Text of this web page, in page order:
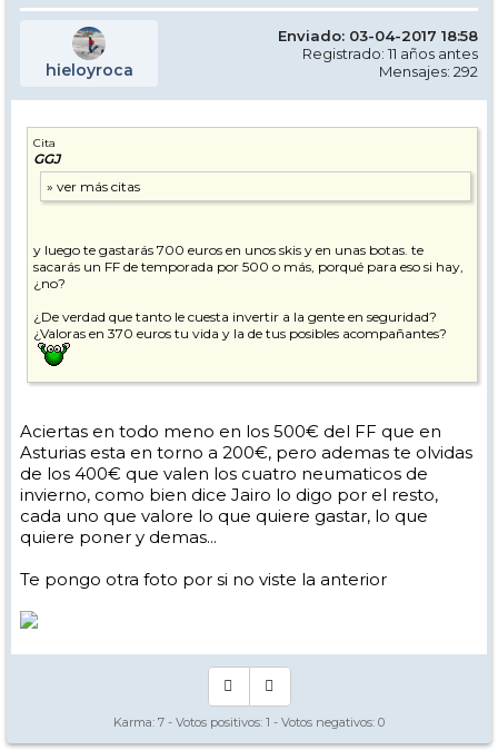
hieloyroca
Enviado: 03-04-2017 18:58
Registrado: 11 años antes
Mensajes: 292
Cita
GGJ
y luego te gastarás 700 euros en unos skis y en unas botas. te
sacarás un FF de temporada por 500 o más, porqué para eso si hay,
¿no?
¿De verdad que tanto le cuesta invertir a la gente en seguridad?
¿Valoras en 370 euros tu vida y la de tus posibles acompañantes?
Aciertas en todo meno en los 500€ del FF que en
Asturias esta en torno a 200€, pero ademas te olvidas
de los 400€ que valen los cuatro neumaticos de
invierno, como bien dice Jairo lo digo por el resto,
cada uno que valore lo que quiere gastar, lo que
quiere poner y demas...
Te pongo otra foto por si no viste la anterior
Karma: 7 - Votos positivos: 1 - Votos negativos: 0